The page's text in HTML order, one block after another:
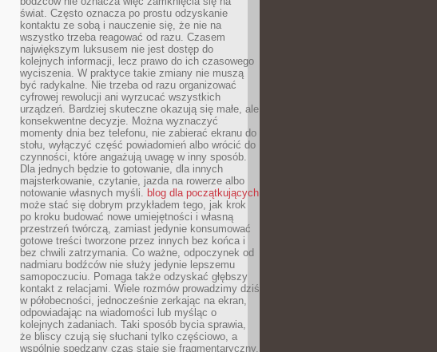
świat. Często oznacza po prostu odzyskanie
kontaktu ze sobą i nauczenie się, że nie na
wszystko trzeba reagować od razu. Czasem
największym luksusem nie jest dostęp do
kolejnych informacji, lecz prawo do ich czasowego
wyciszenia. W praktyce takie zmiany nie muszą
być radykalne. Nie trzeba od razu organizować
cyfrowej rewolucji ani wyrzucać wszystkich
urządzeń. Bardziej skuteczne okazują się małe, ale
konsekwentne decyzje. Można wyznaczyć
momenty dnia bez telefonu, nie zabierać ekranu do
stołu, wyłączyć część powiadomień albo wrócić do
czynności, które angażują uwagę w inny sposób.
Dla jednych będzie to gotowanie, dla innych
majsterkowanie, czytanie, jazda na rowerze albo
notowanie własnych myśli. blog dla początkujących
może stać się dobrym przykładem tego, jak krok
po kroku budować nowe umiejętności i własną
przestrzeń twórczą, zamiast jedynie konsumować
gotowe treści tworzone przez innych bez końca i
bez chwili zatrzymania. Co ważne, odpoczynek od
nadmiaru bodźców nie służy jedynie lepszemu
samopoczuciu. Pomaga także odzyskać głębszy
kontakt z relacjami. Wiele rozmów prowadzimy dziś
w półobecności, jednocześnie zerkając na ekran,
odpowiadając na wiadomości lub myśląc o
kolejnych zadaniach. Taki sposób bycia sprawia,
że bliscy czują się słuchani tylko częściowo, a
wspólnie spędzany czas staje się fragmentaryczny.